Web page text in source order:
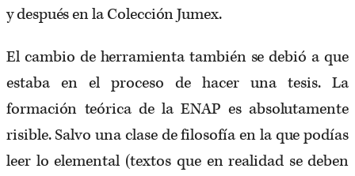
y después en la Colección Jumex.
El cambio de herramienta también se debió a que
estaba en el proceso de hacer una tesis. La
formación teórica de la ENAP es absolutamente
risible. Salvo una clase de filosofía en la que podías
leer lo elemental (textos que en realidad se deben